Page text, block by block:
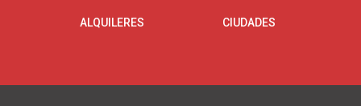
ALQUILERES CIUDADES